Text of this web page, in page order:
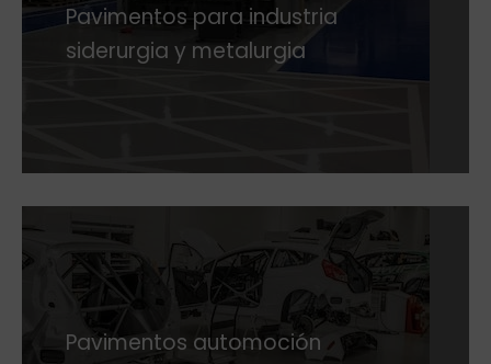
Pavimentos para industria
siderurgia y metalurgia
Pavimentos automoción